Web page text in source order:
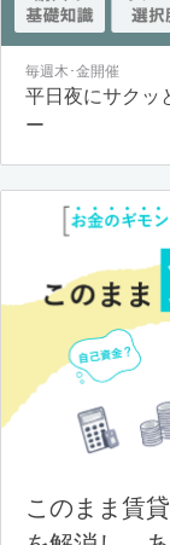
毎週木･金開催
平日夜にサクッ
ー
このまま賃